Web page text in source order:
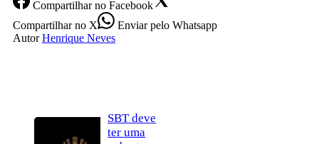
Compartilharno Facebook
Compartilharno X Enviarpelo Whatsapp
Autor Henrique Neves
SBT deve
ter uma